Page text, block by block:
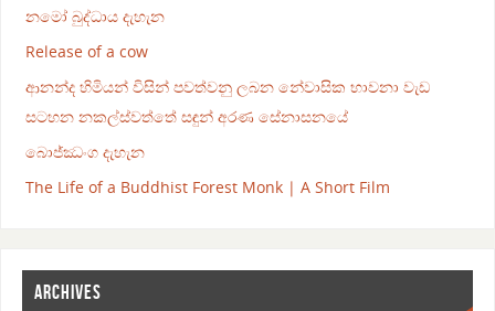
නමෝ බුද්ධාය දැහැන
Release of a cow
ආනන්ද හිමියන් විසින් පවත්වනු ලබන නේවාසික භාවනා වැඩ
සටහන නකල්ස්වත්තේ සඳුන් අරණ සේනාසනයේ
බොජ්ඣංග දැහැන
The Life of a Buddhist Forest Monk | A Short Film
ARCHIVES